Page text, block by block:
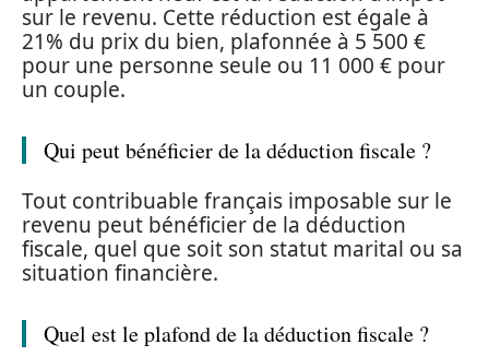
sur le revenu. Cette réduction est égale à
21% du prix du bien, plafonnée à 5 500 €
pour une personne seule ou 11 000 € pour
un couple.
Qui peut bénéficier de la déduction fiscale ?
Tout contribuable français imposable sur le
revenu peut bénéficier de la déduction
fiscale, quel que soit son statut marital ou sa
situation financière.
Quel est le plafond de la déduction fiscale ?